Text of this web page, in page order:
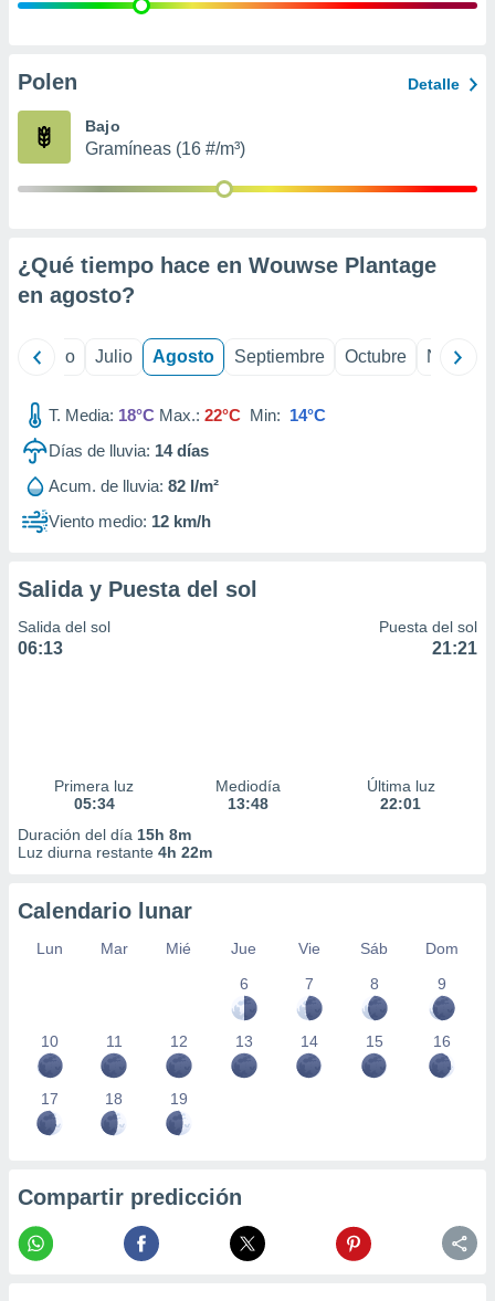
e
publicidad
Polen Detalle
Bajo
Gramíneas (16 #/m³)
¿Qué tiempo hace en Wouwse Plantage
en agosto?
Junio Julio Agosto Septiembre Octubre
T. Media: 18°C Max.: 22°C Min: 14°C
Días de lluvia: 14días
Acum. de lluvia: 82 l/m²
Viento medio: 12 km/h
Salida y Puesta del sol
Salida del sol
06:13
Puesta del sol
21:21
Primera luz
05:34
Mediodía
13:48
Última luz
22:01
Duración del día 15h 8m
Luz diurna restante 4h 22m
Calendario lunar
Lun Mar Mié Jue Vie Sáb
Dom
6
7 8 9
10 11 12 13 14 15 16
17 18 19
Compartir predicción